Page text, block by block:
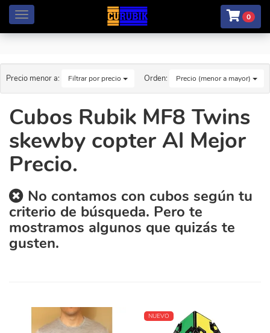
Menú 0
Precio menor a: Filtrar por precio Orden: Precio (menor a mayor)
Cubos Rubik MF8 Twins
skewby copter Al Mejor
Precio.
No contamos con cubos según tu
criterio de búsqueda. Pero te
mostramos algunos que quizás te
gusten.
NUEVO